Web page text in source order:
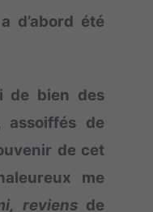
d’abord été
de bien des
assoiffés de
de cet
me
reviensde